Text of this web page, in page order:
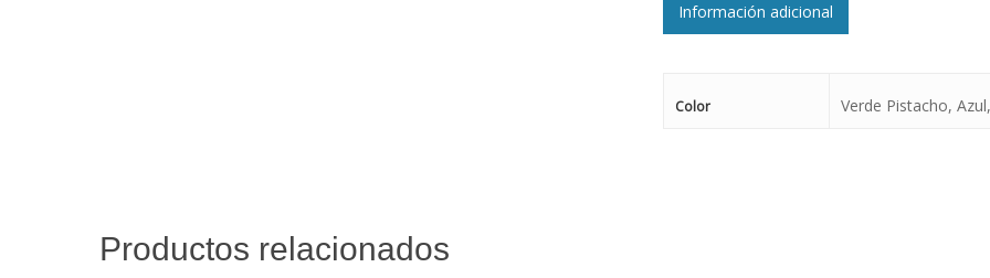
Información adicional
Color Verde Pistacho,
Productos relacionados